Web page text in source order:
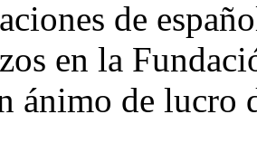
de
en la
ánimo de lucro